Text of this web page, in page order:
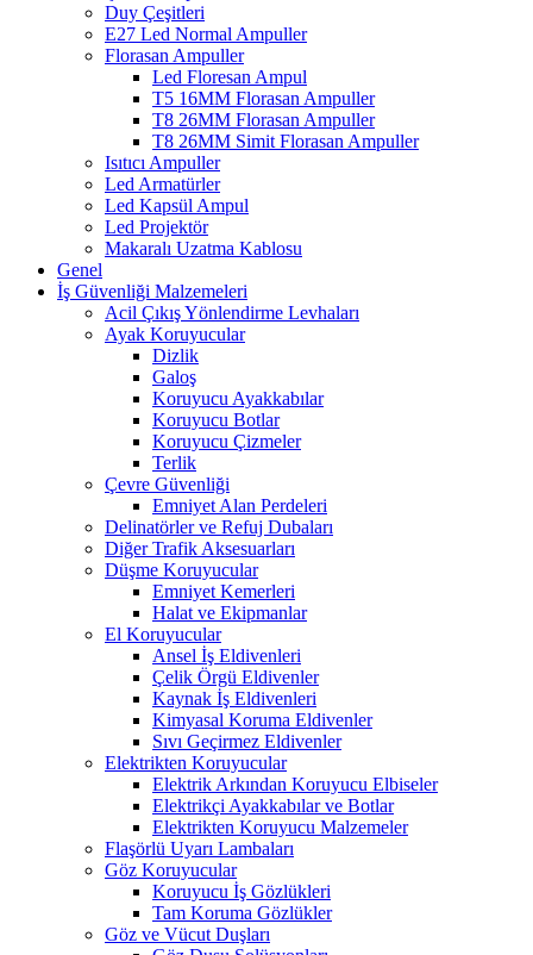
Duy Çeşitleri
E27 Led Normal Ampuller
Florasan Ampuller
Led Floresan Ampul
T5 16MM Florasan Ampuller
T8 26MM Florasan Ampuller
T8 26MM Simit Florasan Ampuller
Isıtıcı Ampuller
Led Armatürler
Led Kapsül Ampul
Led Projektör
Makaralı Uzatma Kablosu
Genel
İş Güvenliği Malzemeleri
Acil Çıkış Yönlendirme Levhaları
Ayak Koruyucular
Dizlik
Galoş
Koruyucu Ayakkabılar
Koruyucu Botlar
Koruyucu Çizmeler
Terlik
Çevre Güvenliği
Emniyet Alan Perdeleri
Delinatörler ve Refuj Dubaları
Diğer Trafik Aksesuarları
Düşme Koruyucular
Emniyet Kemerleri
Halat ve Ekipmanlar
El Koruyucular
Ansel İş Eldivenleri
Çelik Örgü Eldivenler
Kaynak İş Eldivenleri
Kimyasal Koruma Eldivenler
Sıvı Geçirmez Eldivenler
Elektrikten Koruyucular
Elektrik Arkından Koruyucu Elbiseler
Elektrikçi Ayakkabılar ve Botlar
Elektrikten Koruyucu Malzemeler
Flaşörlü Uyarı Lambaları
Göz Koruyucular
Koruyucu İş Gözlükleri
Tam Koruma Gözlükler
Göz ve Vücut Duşları